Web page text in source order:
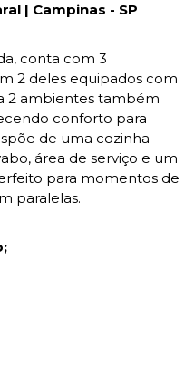
| Campinas - SP
conta com 3
2 deles equipados com
2 ambientes também
conforto para
de uma cozinha
área de serviço e um
para momentos de
paralelas.